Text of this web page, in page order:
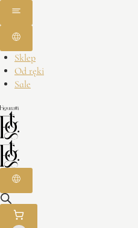
Sklep
Od ręki
Sale